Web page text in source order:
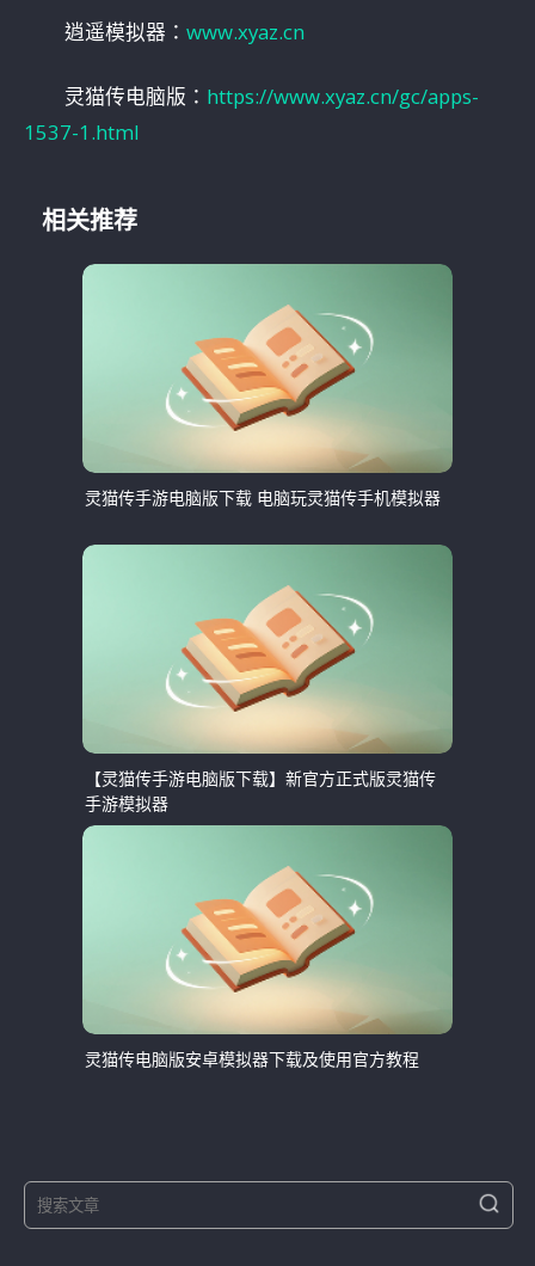
逍遥模拟器： www.xyaz.cn
灵猫传电脑版： https://www.xyaz.cn/gc/apps-
1537-1.html
相关推荐
灵猫传手游电脑版下载 电脑玩灵猫传手机模拟器
【灵猫传手游电脑版下载】新官方正式版灵猫传
手游模拟器
灵猫传电脑版安卓模拟器下载及使用官方教程
e
S
e